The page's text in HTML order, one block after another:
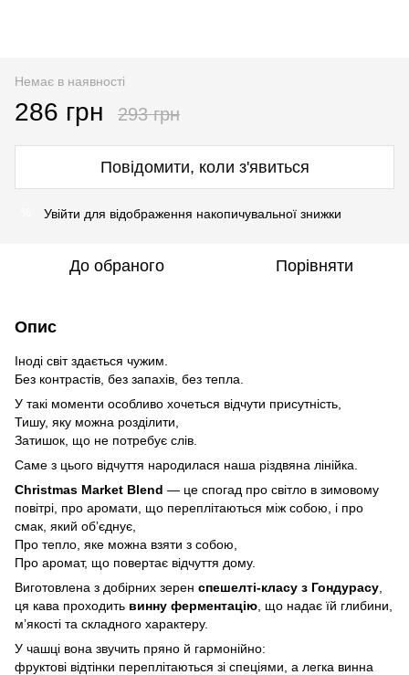
Немає в наявності
286 грн 293 грн
Повідомити, коли з'явиться
Увійти для відображення накопичувальної знижки
До обраного Порівняти
Опис
Іноді світ здається чужим.
Без контрастів, без запахів, без тепла.
У такі моменти особливо хочеться відчути присутність,
Тишу, яку можна розділити,
Затишок, що не потребує слів.
Саме з цього відчуття народилася наша різдвяна лінійка.
Christmas Market Blend — це спогад про світло в зимовому
повітрі, про аромати, що переплітаються між собою, і про
смак, який обʼєднує,
Про тепло, яке можна взяти з собою,
Про аромат, що повертає відчуття дому.
Виготовлена з добірних зерен спешелті-класу з Гондурасу
ця кава проходить винну ферментацію , що надає їй глибини,
мʼякості та складного характеру.
У чашці вона звучить пряно й гармонійно:
фруктові відтінки переплітаються зі спеціями, а легка винна